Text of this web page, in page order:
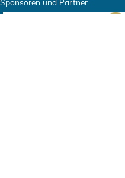
Sponsoren und Partner